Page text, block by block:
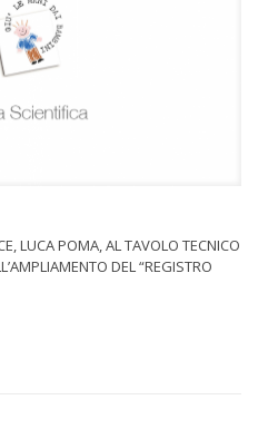
LUCA POMA, AL TAVOLO TECNICO
DEL “REGISTRO